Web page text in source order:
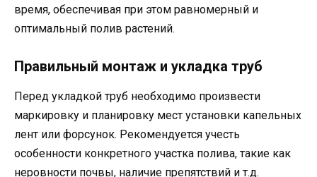
время, обеспечивая при этом равномерный и
оптимальный полив растений.
Правильный монтаж и укладка труб
Перед укладкой труб необходимо произвести
маркировку и планировку мест установки капельных
лент или форсунок. Рекомендуется учесть
особенности конкретного участка полива, такие как
неровности почвы, наличие препятствий и т.д.